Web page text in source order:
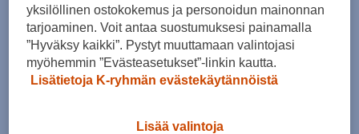
yksilöllinen ostokokemus ja personoidun mainonnan
tarjoaminen. Voit antaa suostumuksesi painamalla
”Hyväksy kaikki”. Pystyt muuttamaan valintojasi
myöhemmin ”Evästeasetukset”-linkin kautta.
Lisätietoja K-ryhmän evästekäytännöistä
Lisää valintoja